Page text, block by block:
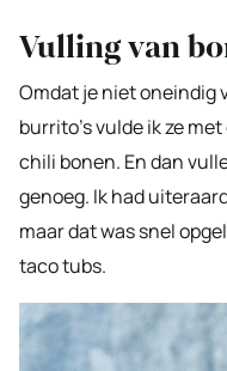
Vulling van
Omdat je niet oneindig
burrito’s vulde ik ze
chili bonen. En dan
genoeg. Ik had
maar dat was snel
taco tubs.